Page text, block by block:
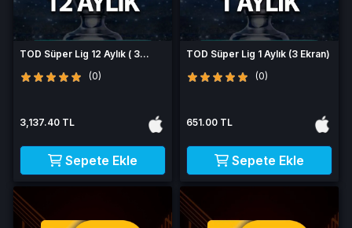
TOD Süper Lig 12 Aylık ( 3
(0)
3,137.40 TL
Sepete Ekle
TOD Süper Lig 1 Aylık (3 Ekran)
(0)
651.00 TL
Sepete Ekle